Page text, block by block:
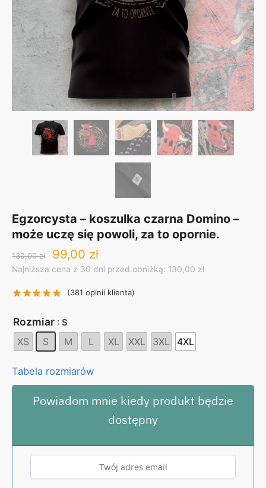
Egzorcysta – koszulka czarna Domino –
może uczę się powoli, za to opornie.
130,00zł
Original
price
130,00 zł.
99,00 złCurrent
price
99,00 zł.
Najniższa cena z 30 dni przed obniżką: 130,00 zł
(381 opinii klienta)
Rozmiar : S
XS S M L XL XXL 3XL 4XL
Tabela rozmiarów
Powiadom mnie kiedy produkt będzie
dostępny